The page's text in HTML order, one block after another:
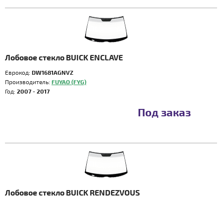
Лобовое стекло BUICK ENCLAVE
Еврокод: DW1681AGNVZ
Производитель: FUYAO (FYG)
Год: 2007 - 2017
Под заказ
Лобовое стекло BUICK RENDEZVOUS